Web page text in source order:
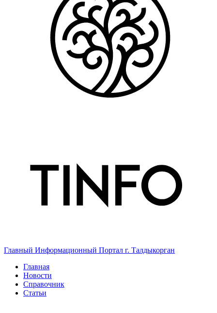
Главный Информационный Портал г. Талдыкорган
Главная
Новости
Справочник
Статьи